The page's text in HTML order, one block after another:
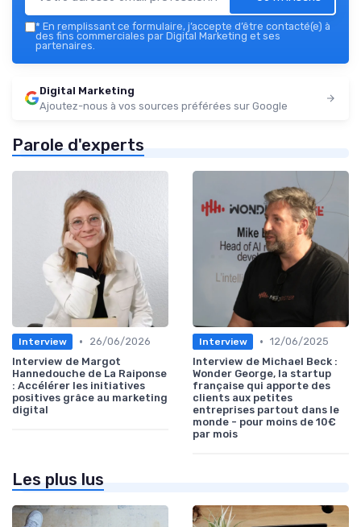
* En remplissant ce formulaire, j’accepte d’être contacté(e) à
des fins commerciales par Digital Marketing et ses
partenaires.
Digital Marketing
Ajoutez-nous à vos sources préférées sur Google
Parole d'experts
Interview •
26/06/2026
Interview de Margot
Hannedouche de La Raiponse
: Accélérer les initiatives
positives grâce au marketing
digital
Interview • 12/06/2025
Interview de Michael Beck :
Wonder George, la startup
française qui apporte des
clients aux petites
entreprises partout dans le
monde - pour moins de 10€
par mois
Les plus lus